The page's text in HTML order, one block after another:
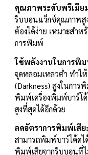
คุณภาพระดับพรีเมีย
ริบบอนแว็กซ์คุณภาพสู
ต้องได้ง่าย เหมาะสำ
การพิมพ์
ใช้พลังงานในการพิ
จุดหลอมเหลวต่ำ ทำใ
(Darkness) สูงในการ
พิมพ์เครื่องพิมพ์บาร์โ
สูงที่สุดได้อีกด้วย
ลดอัตราการพิมพ์เสีย:
สามารถพิมพ์บาร์โค้ดไ
พิมพ์เสียจากริบบอนที่